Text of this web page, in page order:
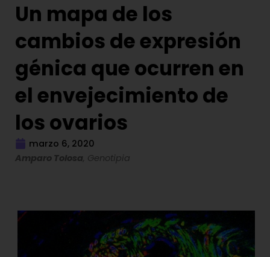
Un mapa de los
cambios de expresión
génica que ocurren en
el envejecimiento de
los ovarios
marzo 6, 2020
Amparo Tolosa, Genotipia